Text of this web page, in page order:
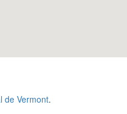
de Vermont.